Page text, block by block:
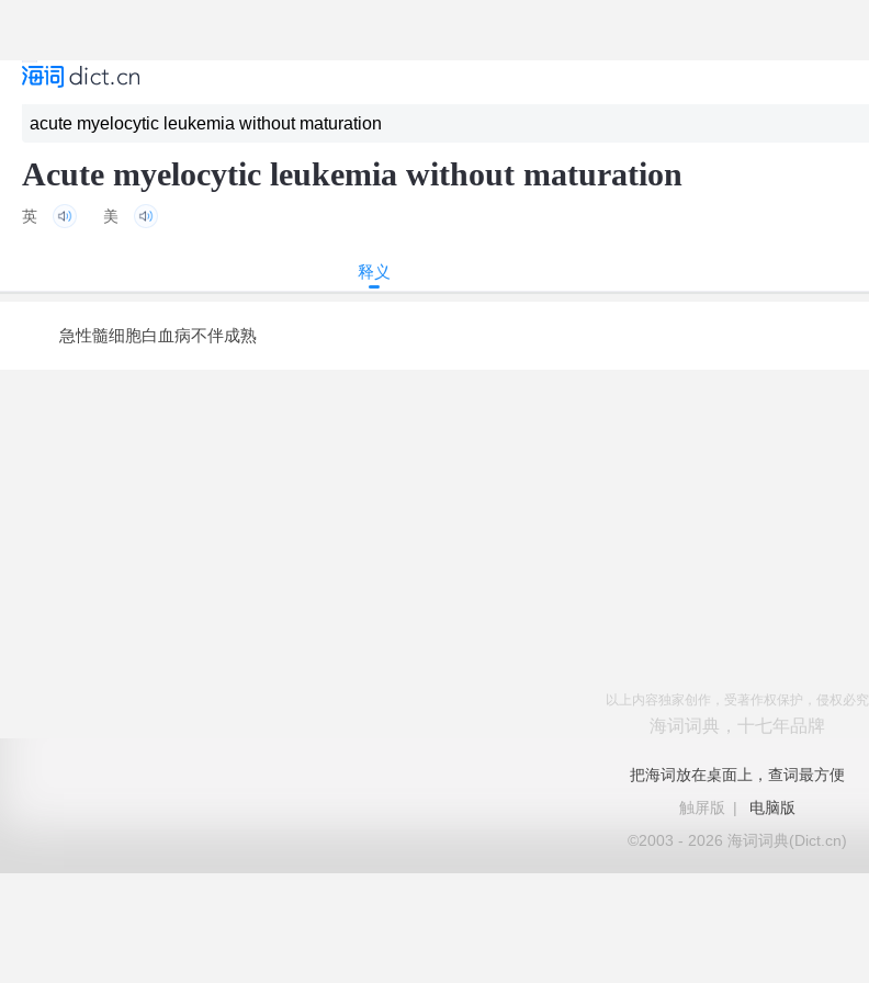
Acute myelocytic leukemia without maturation
英 美
释义
急性髓细胞白血病不伴成熟
以上内容独家创作，受著作权保护，侵权必究
海词词典，十七年品牌
把海词放在桌面上，查词最方便
触屏版
|
电脑版
©2003 - 2026 海词词典(Dict.cn)